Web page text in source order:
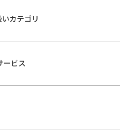
カテゴリ
ービス